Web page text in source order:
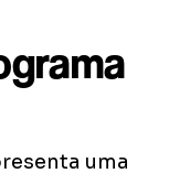
uma